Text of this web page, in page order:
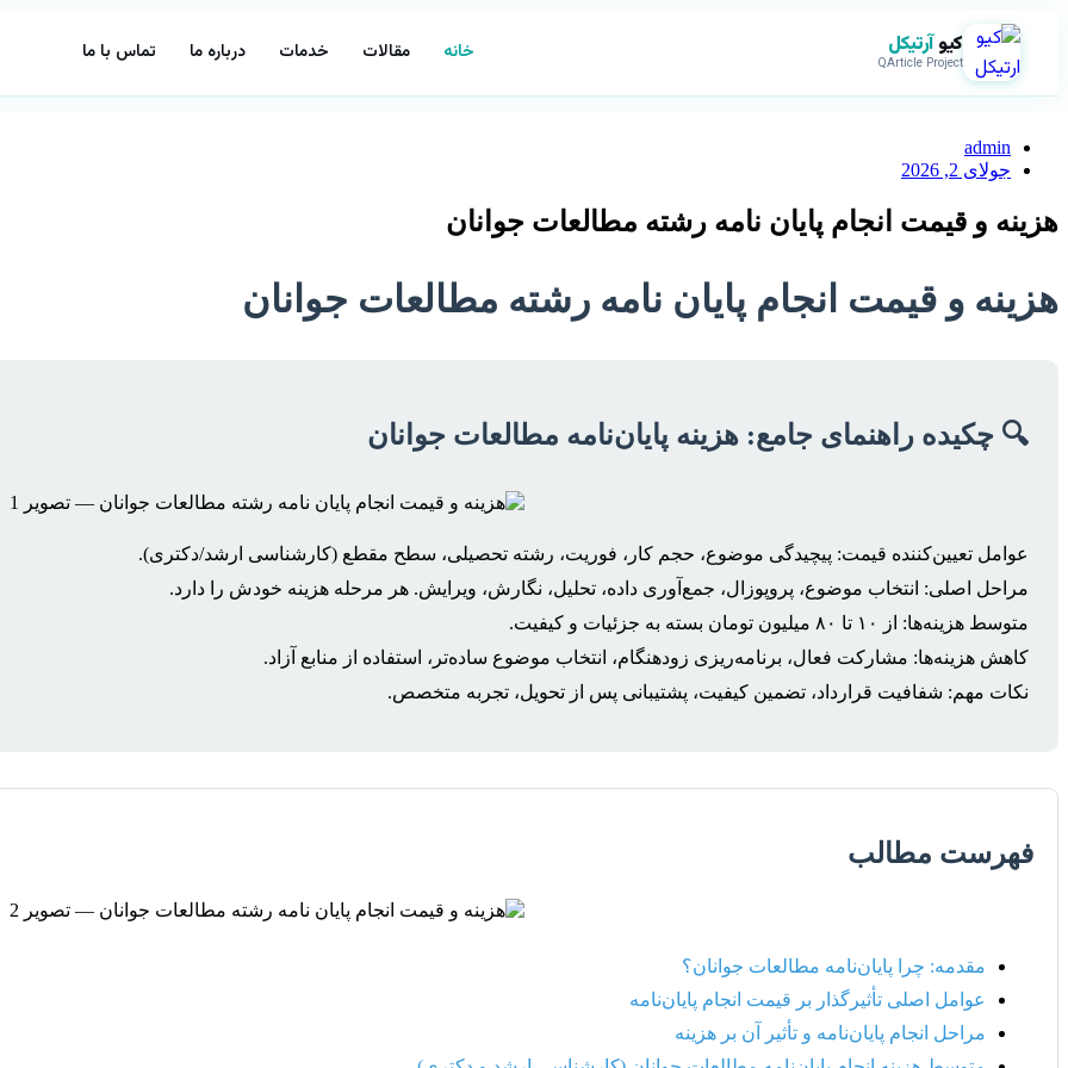
کیوآرتیکل
QArticle Project خانه مقالات خدمات درباره ما تماس با ما
admin
جولای 2, 2026
هزینه و قیمت انجام پایان نامه رشته مطالعات جوانان
هزینه و قیمت انجام پایان نامه رشته مطالعات جوانان
🔍 چکیده راهنمای جامع: هزینه پایان‌نامه مطالعات جوانان
عوامل تعیین‌کننده قیمت: پیچیدگی موضوع، حجم کار، فوریت، رشته تحصیلی، سطح مقطع (کارشناسی ارشد/دکتری).
مراحل اصلی: انتخاب موضوع، پروپوزال، جمع‌آوری داده، تحلیل، نگارش، ویرایش. هر مرحله هزینه خودش را دارد.
متوسط هزینه‌ها: از ۱۰ تا ۸۰ میلیون تومان بسته به جزئیات و کیفیت.
کاهش هزینه‌ها: مشارکت فعال، برنامه‌ریزی زودهنگام، انتخاب موضوع ساده‌تر، استفاده از منابع آزاد.
نکات مهم: شفافیت قرارداد، تضمین کیفیت، پشتیبانی پس از تحویل، تجربه متخصص.
فهرست مطالب
مقدمه: چرا پایان‌نامه مطالعات جوانان؟
عوامل اصلی تأثیرگذار بر قیمت انجام پایان‌نامه
مراحل انجام پایان‌نامه و تأثیر آن بر هزینه